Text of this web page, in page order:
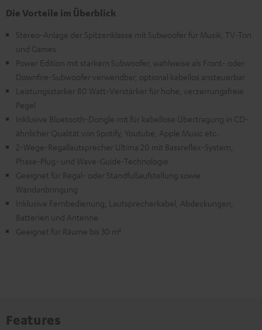
Die Vorteile im Überblick
Stereo-Anlage der Spitzenklasse mit Subwoofer für Musik, TV-Ton
und Games
Power Edition mit starkem Subwoofer, wahlweise als Front- oder
Downfire-Subwoofer verwendbar, optional kabellos ansteuerbar
Leistungsstarker 80 Watt-Verstärker für hohe, verzerrungsfreie
Pegel
Inklusive Bluetooth-Dongle mit für kabellose Übertragung in CD-
ähnlicher Qualität von Spotify, Youtube, Apple Music etc.
2-Wege-Regallautsprecher Ultima 20 mit Bassreflex-System,
Phase-Plug- und Wave-Guide-Technologie
Geeignet für Regal- oder Standfußaufstellung sowie
Wandanbringung
Inklusive Fernbedienung, Lautsprecherkabel, Abdeckungen,
Batterien und Antenne
Geeignet für Räume bis 30 m²
Features